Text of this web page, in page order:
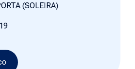
(SOLEIRA)